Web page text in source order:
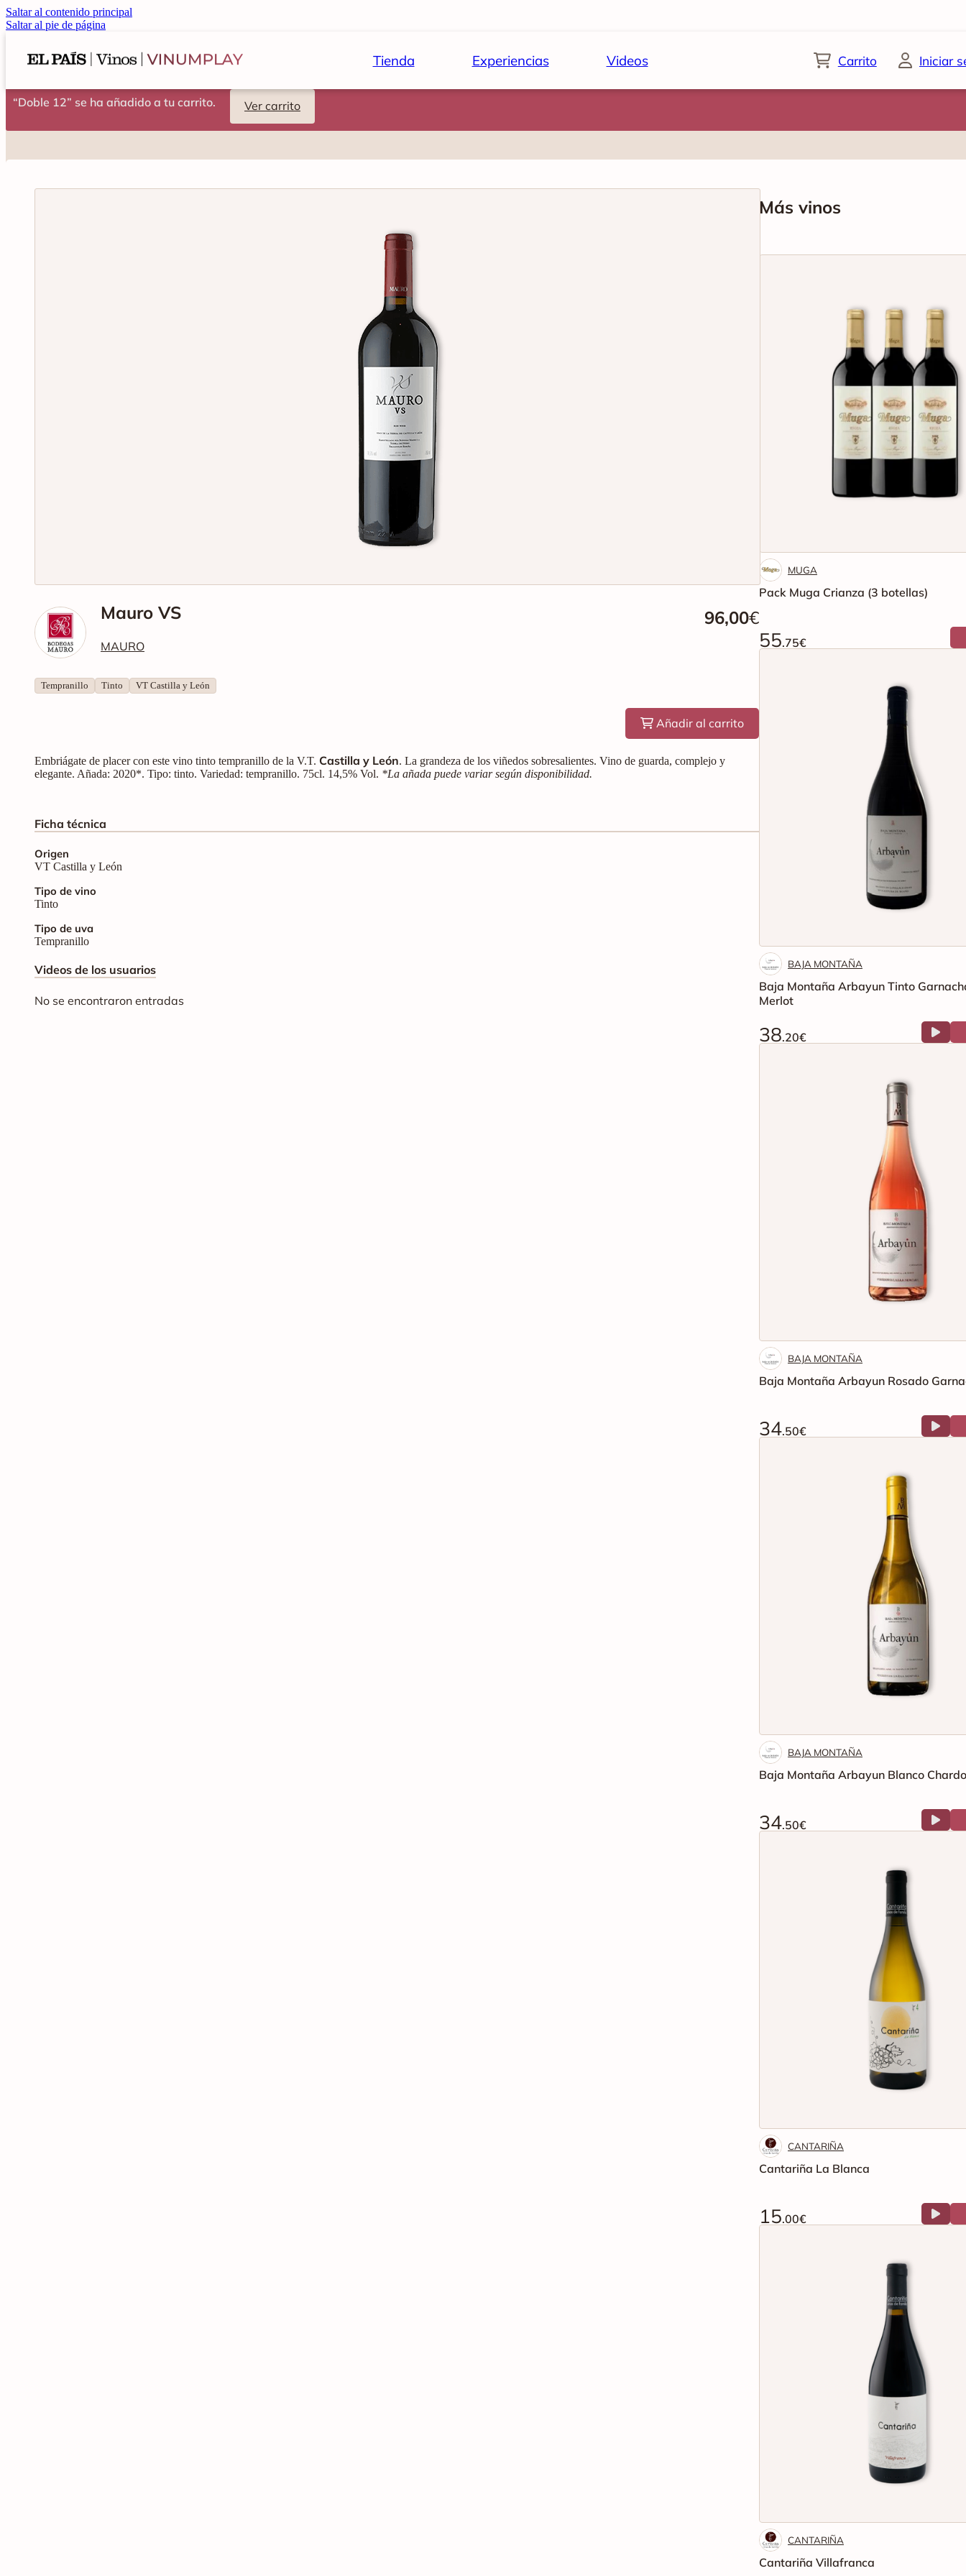
Saltar al contenido principal
Saltar al pie de página
Tienda Experiencias Videos Carrito Iniciar
“Doble 12” se ha añadido a tu carrito. Ver carrito
Mauro VS
MAURO
96,00€
Tempranillo Tinto VT Castilla y León
Añadir al carrito
Embriágate de placer con este vino tinto tempranillo de la V.T. Castilla y León. La grandeza de los viñedos sobresalientes. Vino de guarda, complejo y
elegante. Añada: 2020*. Tipo: tinto. Variedad: tempranillo. 75cl. 14,5% Vol. *La añada puede variar según disponibilidad.
Ficha técnica
Origen
VT Castilla y León
Tipo de vino
Tinto
Tipo de uva
Tempranillo
Videos de los usuarios
No se encontraron entradas
Más vinos
MUGA
Pack Muga Crianza (3 botellas)
55.75€
BAJA MONTAÑA
Baja Montaña Arbayun Tinto
Merlot
38.20€
BAJA MONTAÑA
Baja Montaña Arbayun Rosado
34.50€
BAJA MONTAÑA
Baja Montaña Arbayun Blanco
34.50€
CANTARIÑA
Cantariña La Blanca
15.00€
CANTARIÑA
Cantariña Villafranca